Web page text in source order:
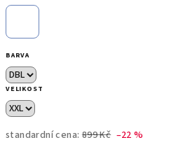
BARVA
VELIKOST
standardní cena: 899 Kč –22 %